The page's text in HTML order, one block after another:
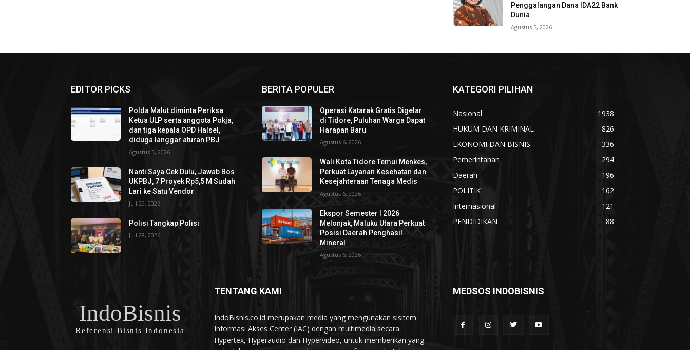
Penggalangan Dana IDA22 Bank
Dunia
Agustus 5, 2026
EDITOR PICKS
Polda Malut diminta Periksa
Ketua ULP serta anggota Pokja,
dan tiga kepala OPD Halsel,
diduga langgar aturan PBJ
Agustus 3, 2026
Nanti Saya Cek Dulu, Jawab Bos
UKPBJ, 7 Proyek Rp5,5 M Sudah
Lari ke Satu Vendor
Juli 29, 2026
Polisi Tangkap Polisi
Juli 28, 2026
BERITA POPULER
Operasi Katarak Gratis Digelar
di Tidore, Puluhan Warga Dapat
Harapan Baru
Agustus 6, 2026
Wali Kota Tidore Temui Menkes,
Perkuat Layanan Kesehatan dan
Kesejahteraan Tenaga Medis
Agustus 6, 2026
Ekspor Semester I 2026
Melonjak, Maluku Utara Perkuat
Posisi Daerah Penghasil
Mineral
Agustus 6, 2026
KATEGORI PILIHAN
Nasional
1938
HUKUM DAN KRIMINAL
826
EKONOMI DAN BISNIS
336
Pemerintahan
294
Daerah
196
POLITIK
162
Internasional
121
PENDIDIKAN
88
IndoBisnis
Referensi Bisnis Indonesia
TENTANG KAMI
IndoBisnis.co.id merupakan media yang mengunakan sisitem
Informasi Akses Center (IAC) dengan multimedia secara
Hypertex, Hyperaudio dan Hypervideo, untuk memberikan yang
MEDSOS INDOBISNIS